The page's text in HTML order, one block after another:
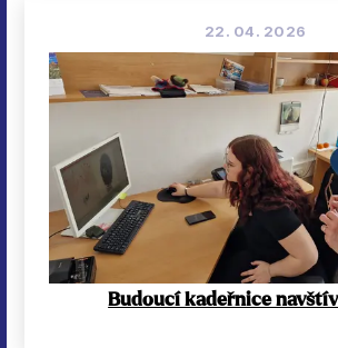
22. 04. 2026
Budoucí kadeřnice